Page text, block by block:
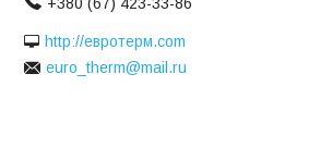
+380 (67) 423-33-86
http://евротерм.com
euro_therm@mail.ru